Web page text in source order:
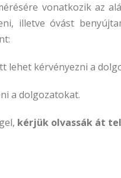
vonatkozik az
illetve óvást
lehet kérvényezni a
a dolgozatokat.
kérjük olvassák át